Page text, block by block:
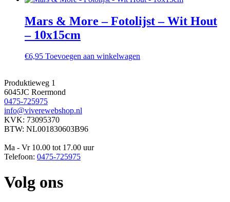
Mars & More – Fotolijst – Wit Hout
– 10x15cm
€6,95 Toevoegen aan winkelwagen
Produktieweg 1
6045JC Roermond
0475-725975
info@viverewebshop.nl
KVK: 73095370
BTW: NL001830603B96
Ma - Vr 10.00 tot 17.00 uur
Telefoon: 0475-725975
Volg ons